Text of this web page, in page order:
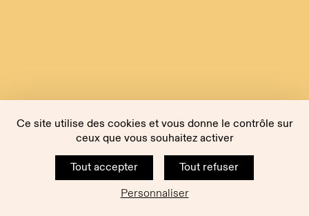
Ce site utilise des cookies et vous donne le contrôle sur
ceux que vous souhaitez activer
Tout accepter
Tout refuser
Personnaliser